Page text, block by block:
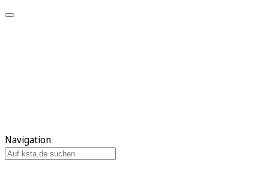
Navigation